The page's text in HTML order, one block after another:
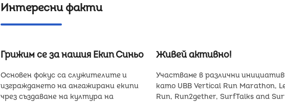
Интересни факти
Грижим се за нашия Екип Синьо
Основен фокус са служителите и
изграждането на ангажирани екипи
чрез създаване на култура на
Живей активно!
Участваме в различни
като UBB Vertical Run Marathon,
Run, Run2gether, SurfTalks and